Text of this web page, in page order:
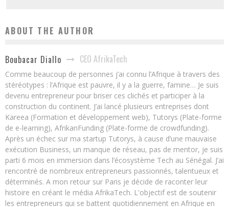
ABOUT THE AUTHOR
Boubacar Diallo CEO AfrikaTech
Comme beaucoup de personnes j’ai connu l’Afrique à travers des
stéréotypes : l’Afrique est pauvre, il y a la guerre, famine… Je suis
devenu entrepreneur pour briser ces clichés et participer à la
construction du continent. J’ai lancé plusieurs entreprises dont
Kareea (Formation et développement web), Tutorys (Plate-forme
de e-learning), AfrikanFunding (Plate-forme de crowdfunding).
Après un échec sur ma startup Tutorys, à cause d’une mauvaise
exécution Business, un manque de réseau, pas de mentor, je suis
parti 6 mois en immersion dans l’écosystème Tech au Sénégal. J’ai
rencontré de nombreux entrepreneurs passionnés, talentueux et
déterminés. A mon retour sur Paris je décide de raconter leur
histoire en créant le média AfrikaTech. L'objectif est de soutenir
les entrepreneurs qui se battent quotidiennement en Afrique en